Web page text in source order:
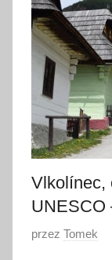
t
o
2
0
6
Vlkolínec,
UNESCO
O
przez Tomek